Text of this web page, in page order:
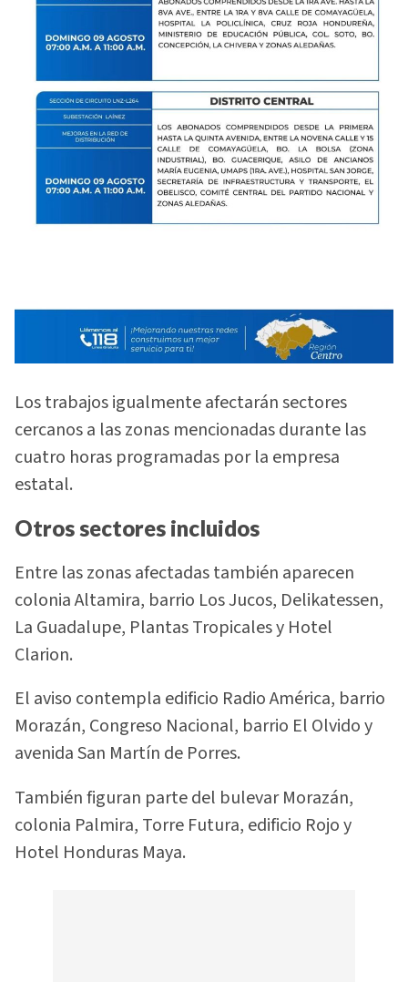
Los trabajos igualmente afectarán sectores
cercanos a las zonas mencionadas durante las
cuatro horas programadas por la empresa
estatal.
Otros sectores incluidos
Entre las zonas afectadas también aparecen
colonia Altamira, barrio Los Jucos, Delikatessen,
La Guadalupe, Plantas Tropicales y Hotel
Clarion.
El aviso contempla edificio Radio América, barrio
Morazán, Congreso Nacional, barrio El Olvido y
avenida San Martín de Porres.
También figuran parte del bulevar Morazán,
colonia Palmira, Torre Futura, edificio Rojo y
Hotel Honduras Maya.